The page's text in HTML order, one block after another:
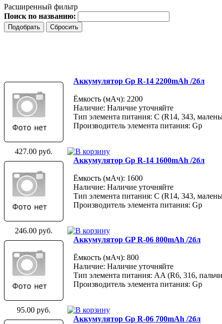
Расширенный фильтр
Поиск по названию:
Аккумулятор Gp R-14 2200mAh /2бл
Ёмкость (мАч): 2200
Наличие: Наличие уточняйте
Тип элемента питания: C (R14, 343,
Производитель элемента питания: Gp
427.00 руб.
Аккумулятор Gp R-14 1600mAh /2бл
Ёмкость (мАч): 1600
Наличие: Наличие уточняйте
Тип элемента питания: C (R14, 343,
Производитель элемента питания: Gp
246.00 руб.
Аккумулятор GP R-06 800mAh /2бл
Ёмкость (мАч): 800
Наличие: Наличие уточняйте
Тип элемента питания: AA (R6, 316,
Производитель элемента питания: Gp
95.00 руб.
Аккумулятор Gp R-06 700mAh /2бл